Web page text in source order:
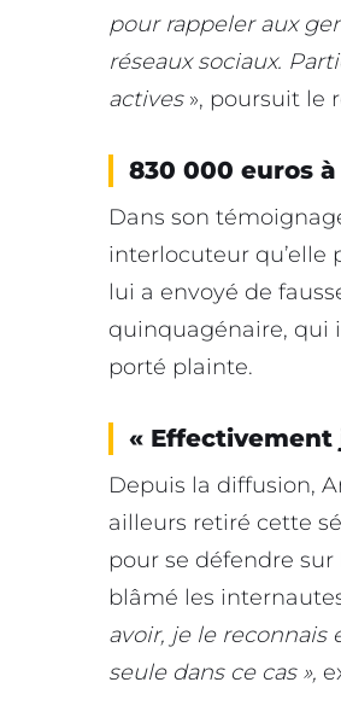
pour rappeler aux
réseaux sociaux.
actives», poursuit le
830 000 euros
Dans son
interlocuteur qu’elle
lui a envoyé de
quinquagénaire, qui
porté plainte.
« Effectivement
Depuis la diffusion,
ailleurs retiré cette
pour se défendre
blâmé les
avoir, je le reconnais
seule dans ce cas »,